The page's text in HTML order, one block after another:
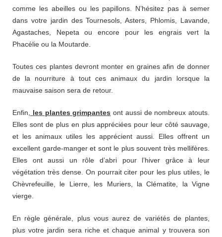
comme les abeilles ou les papillons. N’hésitez pas à semer
dans votre jardin des Tournesols, Asters, Phlomis, Lavande,
Agastaches, Nepeta ou encore pour les engrais vert la
Phacélie ou la Moutarde.
Toutes ces plantes devront monter en graines afin de donner
de la nourriture à tout ces animaux du jardin lorsque la
mauvaise saison sera de retour.
Enfin, les plantes grimpantes ont aussi de nombreux atouts.
Elles sont de plus en plus appréciées pour leur côté sauvage,
et les animaux utiles les apprécient aussi. Elles offrent un
excellent garde-manger et sont le plus souvent très mellifères.
Elles ont aussi un rôle d’abri pour l’hiver grâce à leur
végétation très dense. On pourrait citer pour les plus utiles, le
Chèvrefeuille, le Lierre, les Muriers, la Clématite, la Vigne
vierge.
En règle générale, plus vous aurez de variétés de plantes,
plus votre jardin sera riche et chaque animal y trouvera son